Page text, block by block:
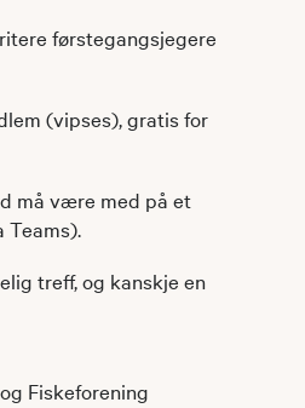
førstegangsjegere
(vipses), gratis for
må være med på et
Teams).
treff, og kanskje en
Fiskeforening